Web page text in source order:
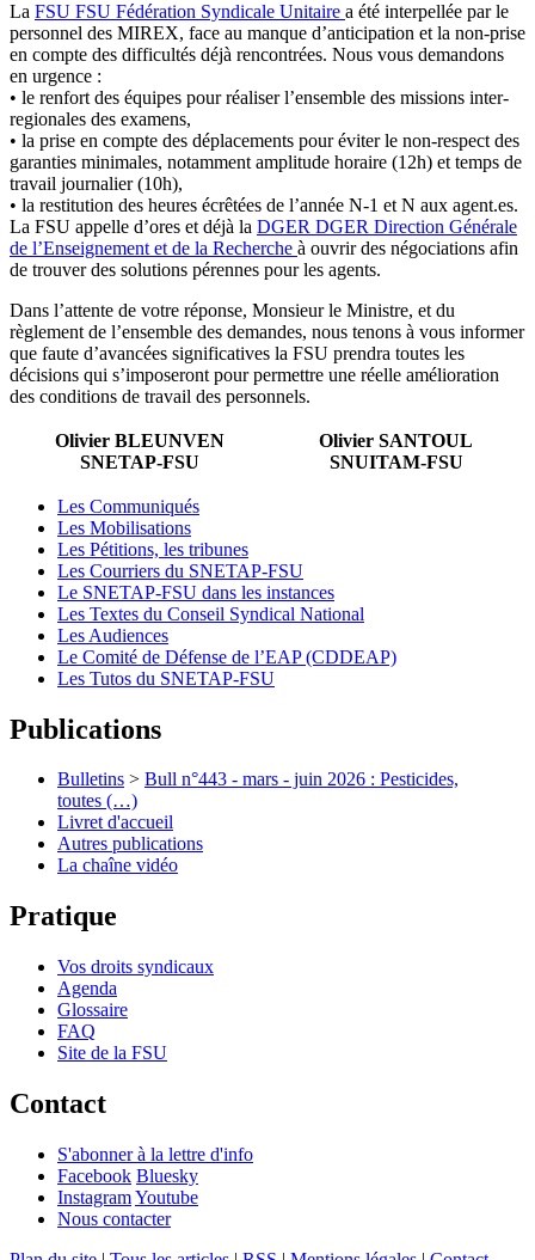
La FSU FSU Fédération Syndicale Unitaire a été interpellée par le
personnel des MIREX, face au manque d’anticipation et la non-prise
en compte des difficultés déjà rencontrées. Nous vous demandons
en urgence :
• le renfort des équipes pour réaliser l’ensemble des missions inter-
regionales des examens,
• la prise en compte des déplacements pour éviter le non-respect des
garanties minimales, notamment amplitude horaire (12h) et temps de
travail journalier (10h),
• la restitution des heures écrêtées de l’année N-1 et N aux agent.es.
La FSU appelle d’ores et déjà la DGER DGER Direction Générale
de l’Enseignement et de la Recherche à ouvrir des négociations afin
de trouver des solutions pérennes pour les agents.
Dans l’attente de votre réponse, Monsieur le Ministre, et du
règlement de l’ensemble des demandes, nous tenons à vous informer
que faute d’avancées significatives la FSU prendra toutes les
décisions qui s’imposeront pour permettre une réelle amélioration
des conditions de travail des personnels.
Olivier BLEUNVEN
SNETAP-FSU
Olivier SANTOUL
SNUITAM-FSU
Les Communiqués
Les Mobilisations
Les Pétitions, les tribunes
Les Courriers du SNETAP-FSU
Le SNETAP-FSU dans les instances
Les Textes du Conseil Syndical National
Les Audiences
Le Comité de Défense de l’EAP (CDDEAP)
Les Tutos du SNETAP-FSU
Publications
Bulletins > Bull n°443 - mars - juin 2026 : Pesticides,
toutes (…)
Livret d'accueil
Autres publications
La chaîne vidéo
Pratique
Vos droits syndicaux
Agenda
Glossaire
FAQ
Site de la FSU
Contact
S'abonner à la lettre d'info
Facebook Bluesky
InstagramYoutube
Nous contacter